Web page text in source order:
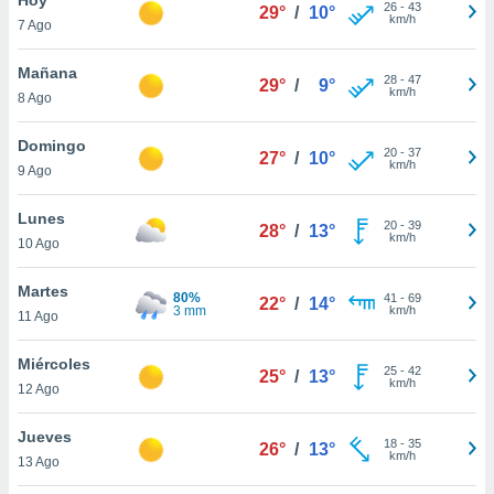
en
más
nuestra
de
cookies
aceptar
7 Ago
29° / 10° 26- 43
km/h
Mañana
8 Ago
29° / 9° 28- 47
km/h
Domingo
9 Ago
27° / 10° 20- 37
km/h
Lunes
10 Ago
28° / 13° 20- 39
km/h
Martes
11 Ago
80%
3 mm
22° / 14° 41 - 69
km/h
Miércoles
12 Ago
25° / 13° 25- 42
km/h
Jueves
13 Ago
26° / 13° 18- 35
km/h